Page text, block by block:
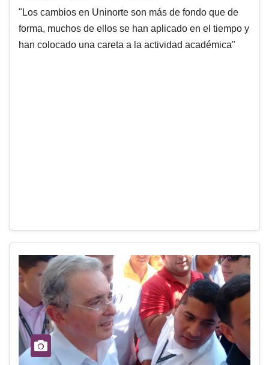
"Los cambios en Uninorte son más de fondo que de
forma, muchos de ellos se han aplicado en el tiempo y
han colocado una careta a la actividad académica"